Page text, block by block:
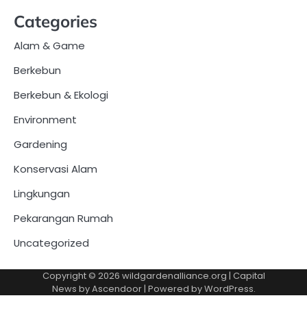
Categories
Alam & Game
Berkebun
Berkebun & Ekologi
Environment
Gardening
Konservasi Alam
Lingkungan
Pekarangan Rumah
Uncategorized
Copyright © 2026 wildgardenalliance.org | Capital
News byAscendoor| Powered byWordPress.